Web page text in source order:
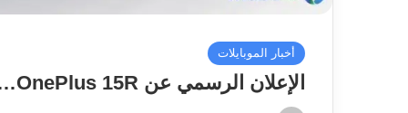
أخبار الموبايلات
الإعلان الرسمي عن OnePlus 15R… وحش البطارية يظهر عالميًا